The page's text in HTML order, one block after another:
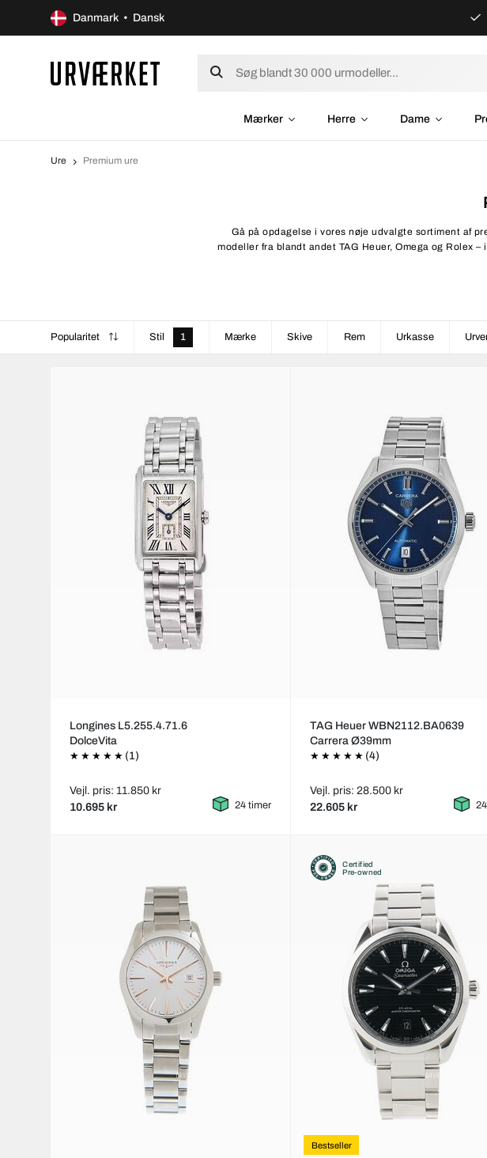
Danmark • Dansk
Mærker Herre Dame
Ure Premium ure
Gå på opdagelse i vores nøje udvalgte sortiment af
modeller fra blandt andet TAG Heuer, Omega og
Popularitet Stil 1 Mærke Skive Rem Urkasse
Longines L5.255.4.71.6
DolceVita
(1)
Vejl. pris: 11.850 kr
10.695 kr 24 timer
TAG Heuer WBN2112.BA0639
Carrera Ø39mm
(4)
Vejl. pris: 28.500 kr
22.605 kr
Certified
Pre-owned
Bestseller